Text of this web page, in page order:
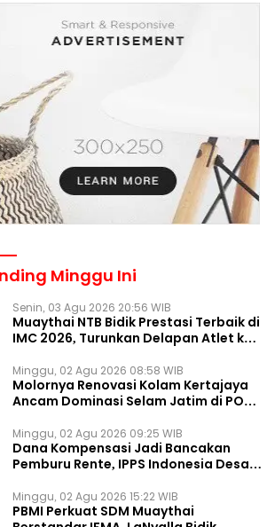
Minggu Ini
Senin, 03 Agu 2026 20:56 WIB
Muaythai NTB Bidik Prestasi Terbaik di
IMC 2026, Turunkan Delapan Atlet ke
Minggu, 02 Agu 2026 08:58 WIB
Molornya Renovasi Kolam Kertajaya
Ancam Dominasi Selam Jatim di PON
Minggu, 02 Agu 2026 09:25 WIB
Dana Kompensasi Jadi Bancakan
Pemburu Rente, IPPS Indonesia Desak
Permanen
Minggu, 02 Agu 2026 15:22 WIB
PBMI Perkuat SDM Muaythai